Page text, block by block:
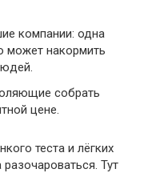
компании: одна
может накормить
собрать
цене.
теста и лёгких
Тут